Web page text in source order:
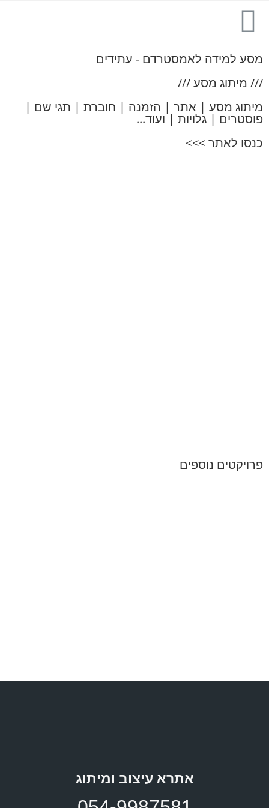
מסע למידה לאמסטרדם - עתידים
/// מיתוג מסע ///
מיתוג מסע | אתר | הזמנה | חוברת | תגי שם |
פוסטרים | גלויות | ועוד...
כנסו לאתר >>>
פרויקטים נוספים​
אתרא עיצוב ומיתוג